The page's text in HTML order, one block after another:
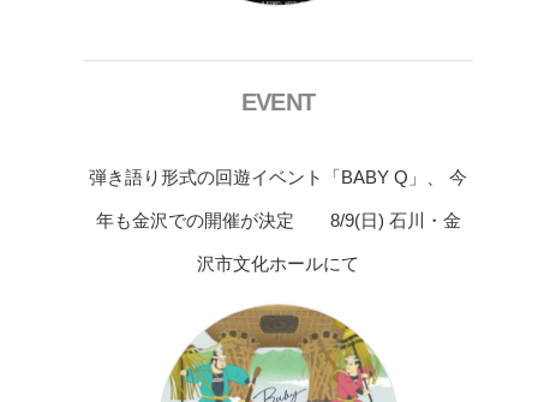
EVENT
弾き語り形式の回遊イベント「BABY Q」、 今
年も金沢での開催が決定 8/9(日) 石川・金
沢市文化ホールにて